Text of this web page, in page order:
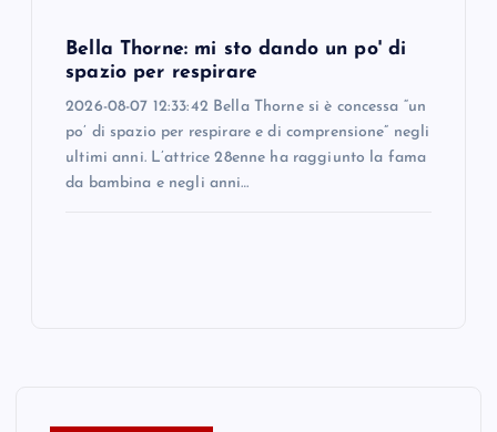
Bella Thorne: mi sto dando un po' di
spazio per respirare
2026-08-07 12:33:42 Bella Thorne si è concessa “un
po’ di spazio per respirare e di comprensione” negli
ultimi anni. L’attrice 28enne ha raggiunto la fama
da bambina e negli anni…